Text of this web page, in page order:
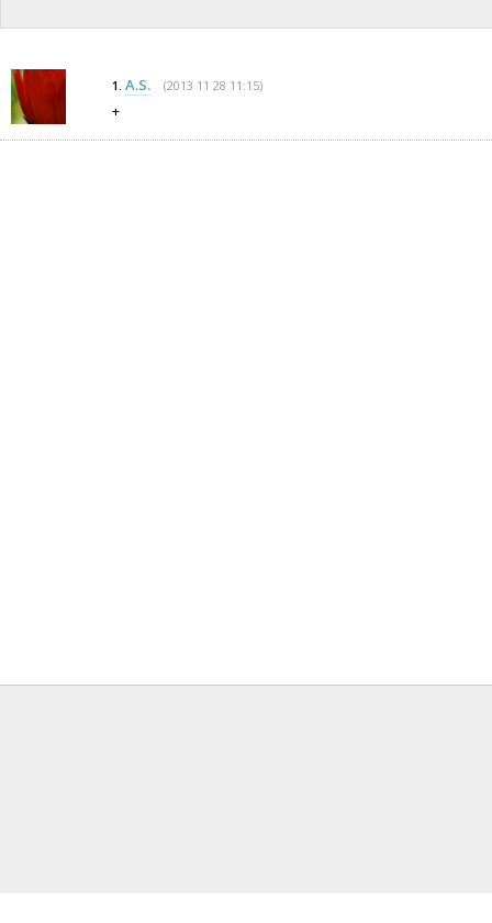
1. A.S. (2013 11 28 11:15)
+